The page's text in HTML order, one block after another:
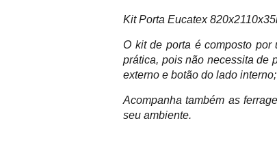
Kit Porta Eucatex
O kit de porta é composto
prática, pois não necessita de
externo e botão do lado
Acompanha também as
seu ambiente.